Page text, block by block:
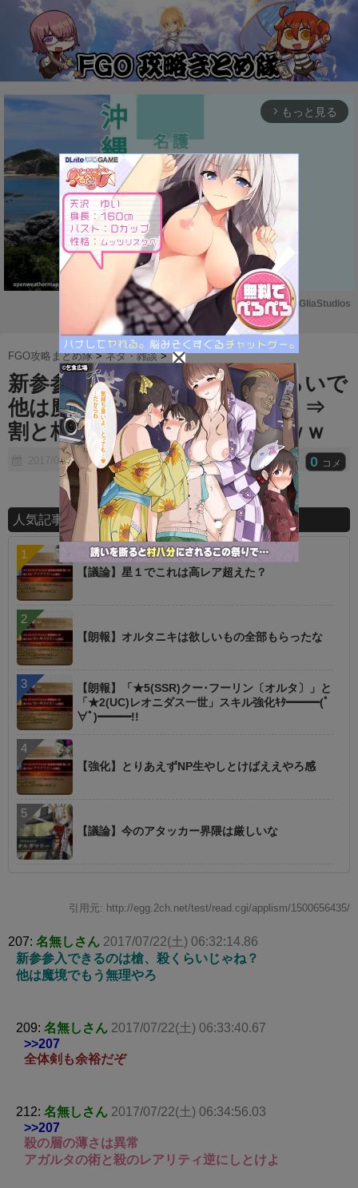
arrow_forward_ios もっと見る
M
u
t
e
Powered by GliaStudios
FGO攻略まとめ隊 >ネタ・雑談 >
新参参入できるのは槍、殺くらいで
他は魔境でもう無理じゃね？ ⇒
割と枠が余っててワロタｗｗｗｗ
2017/07/22 0 コメ
人気記事ランキング
【議論】星１でこれは高レア超えた？
【朗報】オルタニキは欲しいもの全部もらったな
【朗報】「★5(SSR)クー･フーリン〔オルタ〕」と
「★2(UC)レオニダス一世」スキル強化ｷﾀ━━━(ﾟ
∀ﾟ)━━━!!
【強化】とりあえずNP生やしとけばええやろ感
【議論】今のアタッカー界隈は厳しいな
引用元: http://egg.2ch.net/test/read.cgi/applism/1500656435/
207: 名無しさん 2017/07/22(土) 06:32:14.86
新参参入できるのは槍、殺くらいじゃね？
他は魔境でもう無理やろ
209: 名無しさん 2017/07/22(土) 06:33:40.67
>>207
全体剣も余裕だぞ
212: 名無しさん 2017/07/22(土) 06:34:56.03
>>207
殺の層の薄さは異常
アガルタの術と殺のレアリティ逆にしとけよ